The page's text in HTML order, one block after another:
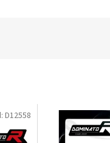
D12558